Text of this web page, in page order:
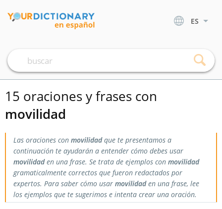
ES
15 oraciones y frases con
movilidad
Las oraciones con movilidadque te presentamos a
continuación te ayudarán a entender cómo debes usar
movilidaden una frase. Se trata de ejemplos con movilidad
gramaticalmente correctos que fueron redactados por
expertos. Para saber cómo usar movilidaden una frase, lee
los ejemplos que te sugerimos e intenta crear una oración.